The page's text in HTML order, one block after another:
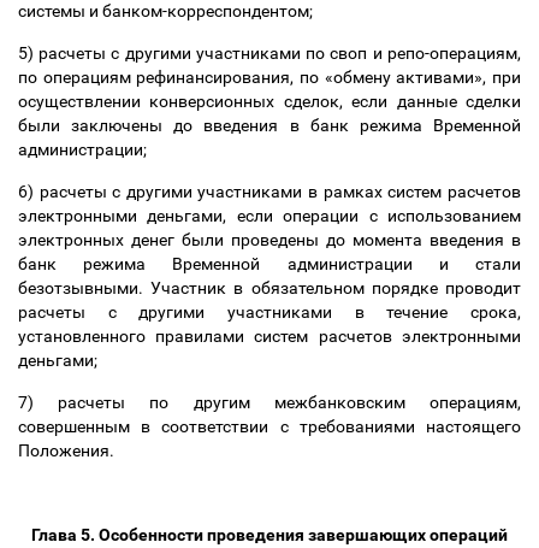
системы и банком-корреспондентом;
5) расчеты с другими участниками по своп и репо-операциям,
по операциям рефинансирования, по «обмену активами», при
осуществлении конверсионных сделок, если данные сделки
были заключены до введения в банк режима Временной
администрации;
6) расчеты с другими участниками в рамках систем расчетов
электронными деньгами, если операции с использованием
электронных денег были проведены до момента введения в
банк режима Временной администрации и стали
безотзывными. Участник в обязательном порядке проводит
расчеты с другими участниками в течение срока,
установленного правилами систем расчетов электронными
деньгами;
7) расчеты по другим межбанковским операциям,
совершенным в соответствии с требованиями настоящего
Положения.
Глава 5. Особенности проведения завершающих операций